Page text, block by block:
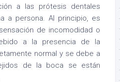
a las prótesis dentales
a persona. Al principio, es
de incomodidad o
a la presencia de la
normal y se debe a
de la boca se están